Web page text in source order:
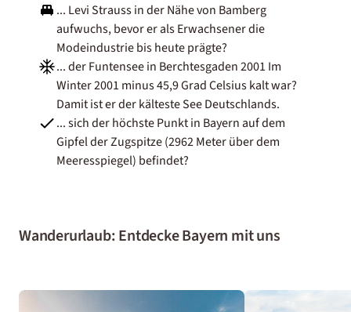
... Levi Strauss in der Nähe von Bamberg
aufwuchs, bevor er als Erwachsener die
Modeindustrie bis heute prägte?
... der Funtensee in Berchtesgaden 2001 Im
Winter 2001 minus 45,9 Grad Celsius kalt war?
Damit ist er der kälteste See Deutschlands.
... sich der höchste Punkt in Bayern auf dem
Gipfel der Zugspitze (2962 Meter über dem
Meeresspiegel) befindet?
Wanderurlaub: Entdecke Bayern mit uns